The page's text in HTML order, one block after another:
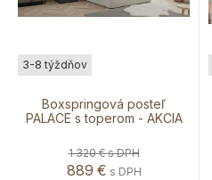
Boxspringová posteľ
PALACE s toperom - AKCIA
3-8 týždňov
1 320 €s DPH
889 € s DPH